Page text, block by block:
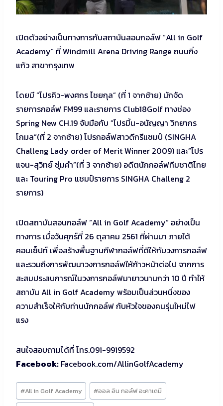
เปิดตัวอย่างเป็นทางการกับสถาบันสอนกอล์ฟ “All in Golf
Academy” ที่ Windmill Arena Driving Range ถนนกิ่ง
แก้ว สาขากรุงเทพ
โดยมี “โปรคิว-พงศกร ไชยกุล” (ที่ 1 จากซ้าย) นักจัด
รายการกอล์ฟ FM99 และรายการ Club18Golf ทางช่อง
Spring New CH.19 จับมือกับ ”โปรมิ้น-อนัญญา วิทยากร
โกมล”(ที่ 2 จากซ้าย) โปรกอล์ฟสาวดีกรีแชมป์ (SINGHA
Challeng Lady order of Merit Winner 2009) และ”โปร
แจน-สุวิทย์ ชุ่มคำ”(ที่ 3 จากซ้าย) อดีตนักกอล์ฟทีมชาติไทย
และ Touring Pro แชมป์รายการ SINGHA Challeng 2
รายการ)
เปิดสถาบันสอนกอล์ฟ “All in Golf Academy” อย่างเป็น
ทางการ เมื่อวันศุกร์ที่ 26 ตุลาคม 2561 ที่ผ่านมา ภายใต้
คอนเซ็ปท์ เพื่อสร้างพื้นฐานกีฬากอล์ฟที่ดีให้กับวงการกอล์ฟ
และรวมถึงการพัฒนาวงการกอล์ฟให้ก้าวหน้าต่อไป จากการ
สะสมประสบการณ์ในวงการกอล์ฟมายาวนานกว่า 10 ปี ทำให้
สถาบัน All in Golf Academy พร้อมเป็นส่วนหนึ่งของ
ความสำเร็จให้กับท่านนักกอล์ฟ กับหัวใจของคนรุ่นใหม่ไฟ
แรง
สนใจสอบถามได้ที่ โทร.091-9919592
Facebook: Facebook.com/AllinGolfAcademy
Post
Tags:
#All in Golf Academy #ออล อิน กอล์ฟ อะคาเดมี